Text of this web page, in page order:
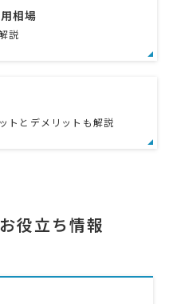
相場
説
トとデメリットも解説
役立ち情報